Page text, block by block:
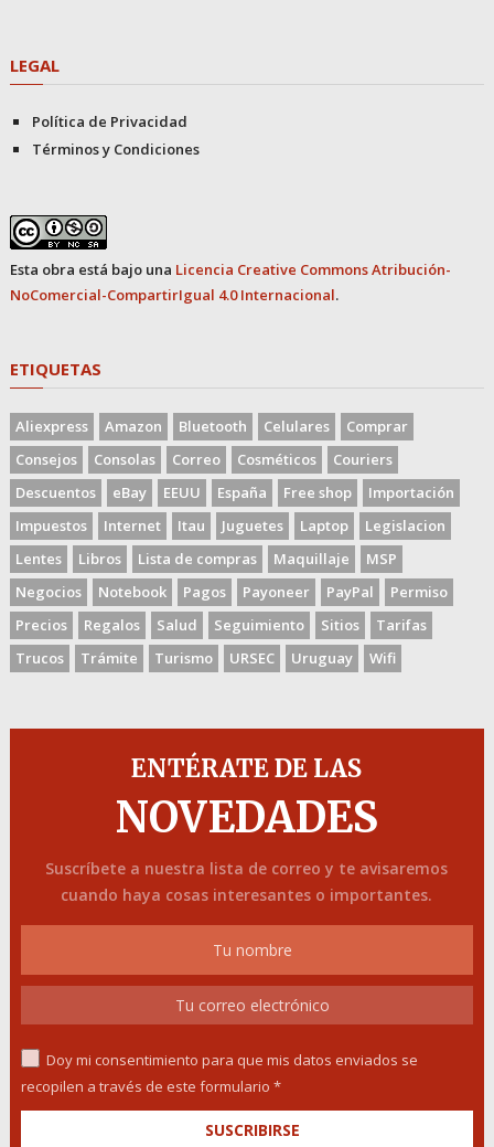
LEGAL
Política de Privacidad
Términos y Condiciones
Esta obra está bajo una Licencia Creative Commons Atribución-
NoComercial-CompartirIgual 4.0 Internacional.
ETIQUETAS
Aliexpress Amazon Bluetooth Celulares
Comprar
Consejos
Consolas Correo Cosméticos
Couriers
Descuentos
eBay EEUU España Free shop
Importación
Impuestos
Internet Itau Juguetes Laptop
Legislacion
Lentes
Libros Lista de compras Maquillaje
MSP
Negocios
Notebook Pagos Payoneer PayPal
Permiso
Precios
Regalos Salud Seguimiento Sitios
Tarifas
Trucos
Trámite Turismo URSEC Uruguay Wifi
ENTÉRATE DE LAS
NOVEDADES
Suscríbete a nuestra lista de correo y te avisaremos
cuando haya cosas interesantes o importantes.
Doy mi consentimiento para que mis datos enviados se
recopilen a través de este formulario *